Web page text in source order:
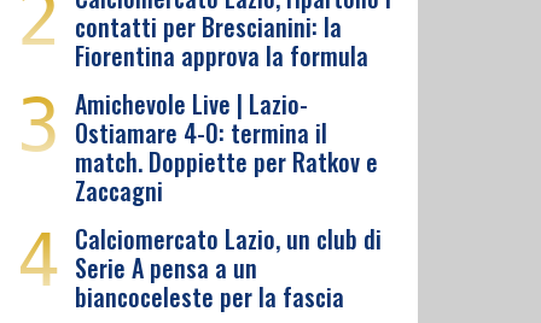
2 contatti per Brescianini: la
Fiorentina approva la formula
3 Amichevole Live | Lazio-
Ostiamare 4-0: termina il
match. Doppiette per Ratkov e
Zaccagni
4 Calciomercato Lazio, un club di
Serie A pensa a un
biancoceleste per la fascia